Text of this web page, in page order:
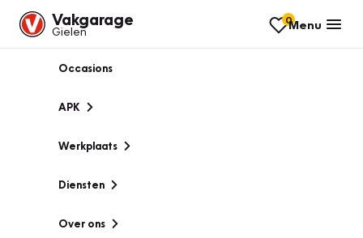
Vakgarage
Gielen
0Menu
Occasions
APK
Werkplaats
Diensten
Over ons